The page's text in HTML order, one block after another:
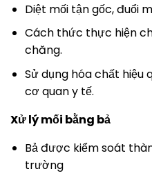
Diệt mối tận gốc, đuổi
Cách thức thực hiện
chăng.
Sử dụng hóa chất
cơ quan y tế.
Xử lý mối bằng bả
Bả được kiểm soát
trường